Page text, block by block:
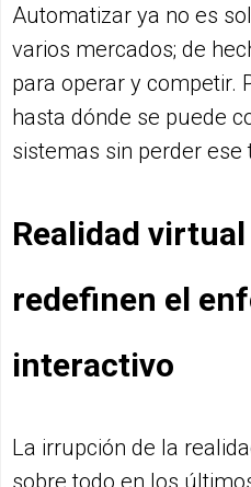
Automatizar ya no es
varios mercados; de
para operar y competir.
hasta dónde se puede
sistemas sin perder ese
Realidad
redefinen el
interactivo
La irrupción de la
sobre todo en los